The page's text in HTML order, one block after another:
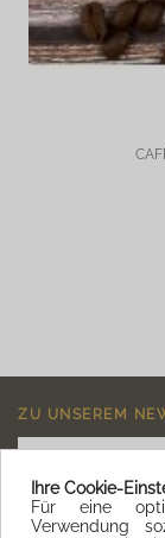
ZU UNSEREM
Ich akzeptiere die
Ihre Cookie-
Für eine
Verwendung